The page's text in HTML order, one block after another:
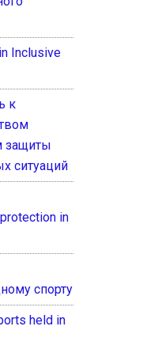
Inclusive
к
защиты
ситуаций
in
спорту
held in